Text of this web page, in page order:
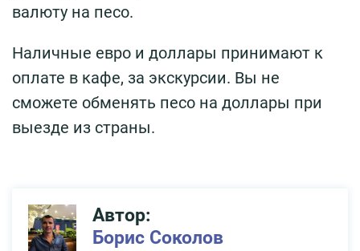
валюту на песо.
Наличные евро и доллары принимают к
оплате в кафе, за экскурсии. Вы не
сможете обменять песо на доллары при
выезде из страны.
Автор:
Борис Соколов